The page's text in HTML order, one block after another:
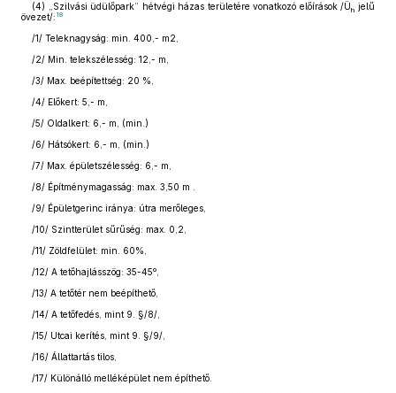
(4) „Szilvási üdülőpark” hétvégi házas területére vonatkozó előírások /Üh jelű
övezet/: 18
/1/ Teleknagyság: min. 400,- m2,
/2/ Min. telekszélesség: 12,- m,
/3/ Max. beépítettség: 20 %,
/4/ Előkert: 5,- m,
/5/ Oldalkert: 6,- m, (min.)
/6/ Hátsókert: 6,- m, (min.)
/7/ Max. épületszélesség: 6,- m,
/8/ Építménymagasság: max. 3,50 m .
/9/ Épületgerinc iránya: útra merőleges,
/10/ Szintterület sűrűség: max. 0,2,
/11/ Zöldfelület: min. 60%,
/12/ A tetőhajlásszög: 35-45º,
/13/ A tetőtér nem beépíthető,
/14/ A tetőfedés, mint 9. §/8/,
/15/ Utcai kerítés, mint 9. §/9/,
/16/ Állattartás tilos,
/17/ Különálló melléképület nem építhető.